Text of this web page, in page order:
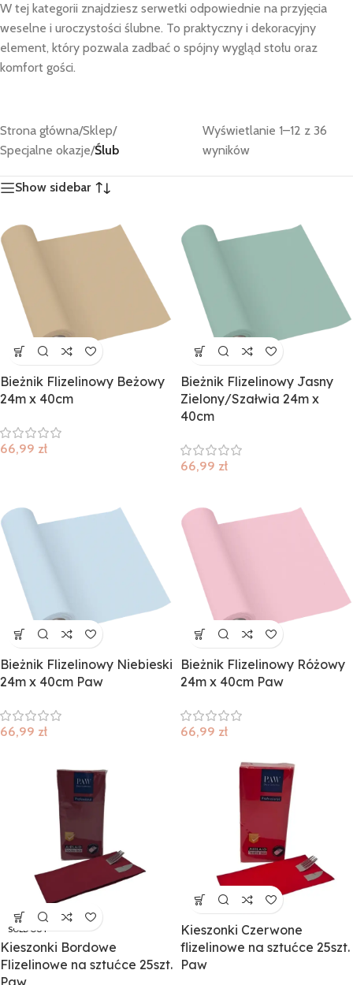
W tej kategorii znajdziesz serwetki odpowiednie na przyjęcia
weselne i uroczystości ślubne. To praktyczny i dekoracyjny
element, który pozwala zadbać o spójny wygląd stołu oraz
komfort gości.
Strona główna/Sklep/
Specjalne okazje/Ślub
Wyświetlanie 1–12 z 36
wyników
Show sidebar
Bieżnik Flizelinowy Beżowy
24m x 40cm
66,99 zł
Bieżnik Flizelinowy Jasny
Zielony/Szałwia 24m x
40cm
66,99 zł
Bieżnik Flizelinowy Niebieski
24m x 40cm Paw
66,99 zł
Bieżnik Flizelinowy Różowy
24m x 40cm Paw
66,99 zł
SOLD OUT
Kieszonki Bordowe
Flizelinowe na sztućce 25szt.
Paw
Kieszonki Czerwone
flizelinowe na sztućce 25szt.
Paw